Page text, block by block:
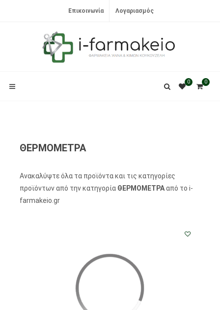
Επικοινωνία Λογαριασμός
0
0
ΘΕΡΜΟΜΕΤΡΑ
Ανακαλύψτε όλα τα προϊόντα και τις κατηγορίες
προϊόντων από την κατηγορία ΘΕΡΜΟΜΕΤΡΑαπό το i-
farmakeio.gr